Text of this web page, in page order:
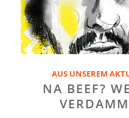
AUS UNSEREM
NA BEEF?